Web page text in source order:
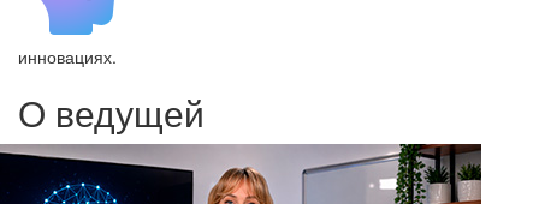
инновациях.
О ведущей